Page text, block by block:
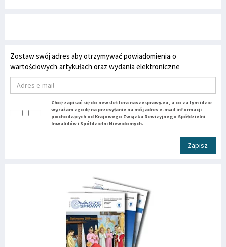
Zostaw swój adres aby otrzymywać powiadomienia o
wartościowych artykułach oraz wydania elektroniczne
Chcę zapisać się do newslettera naszesprawy.eu, a co za tym idzie
wyrażam zgodę na przesyłanie na mój adres e-mail informacji
pochodzących od Krajowego Związku Rewizyjnego Spółdzielni
Inwalidów i Spółdzielni Niewidomych.
Zapisz